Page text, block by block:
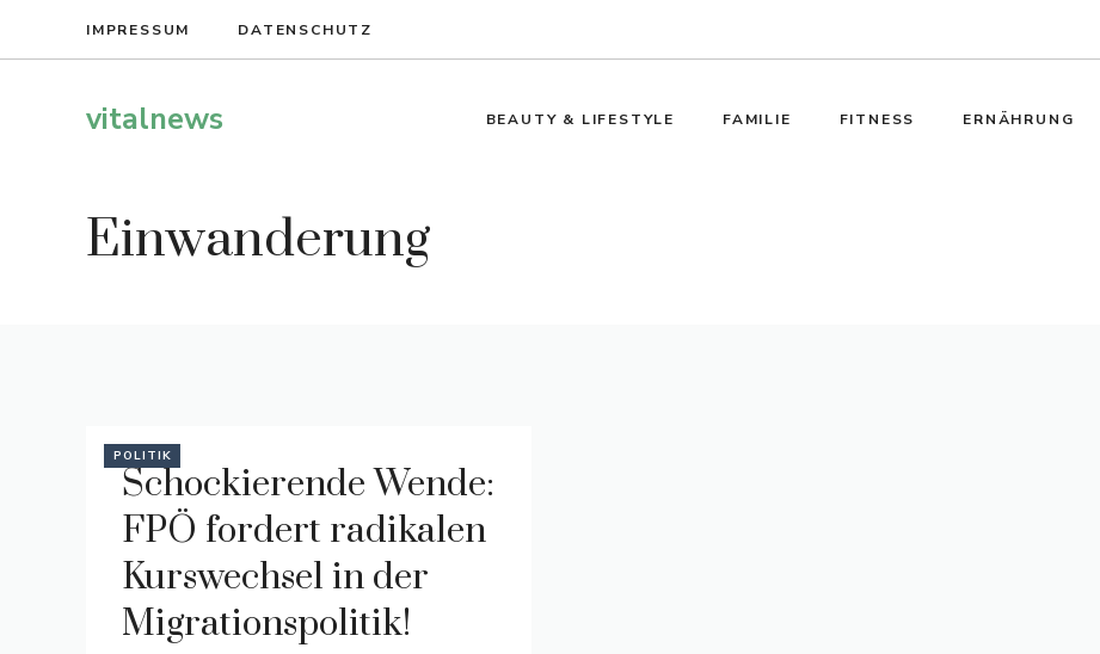
IMPRESSUM DATENSCHUTZ
vitalnews BEAUTY & LIFESTYLE FAMILIE FITNESS ERNÄHRUNG
Einwanderung
POLITIK
Schockierende Wende:
FPÖ fordert radikalen
Kurswechsel in der
Migrationspolitik!